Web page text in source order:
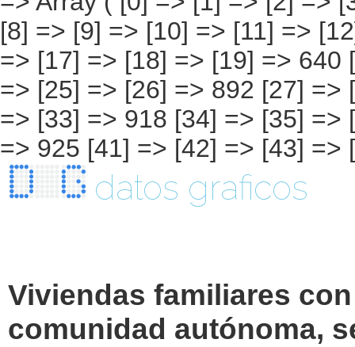
datos graficos
Viviendas familiares
comunidad autónoma,